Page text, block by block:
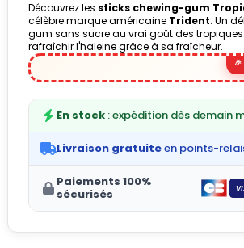
(2 avis)
Découvrez les sticks chewing-gum
célèbre marque américaine Trident. Un
gum sans sucre au vrai goût des
rafraîchir l'haleine grâce à sa fraîcheur.
En stock : expédition dès demain
Livraison gratuiteen points-
Paiements 100%
sécurisés